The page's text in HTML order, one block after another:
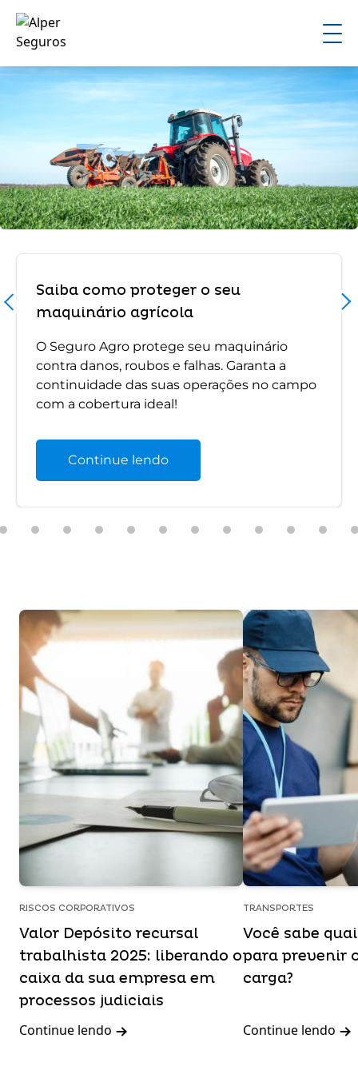
Saiba como proteger o seu
maquinário agrícola
O Seguro Agro protege seu maquinário
contra danos, roubos e falhas. Garanta a
continuidade das suas operações no campo
com a cobertura ideal!
Continue lendo
RISCOS CORPORATIVOS
Valor Depósito recursal
trabalhista 2025: liberando o
caixa da sua empresa em
processos judiciais
Continue lendo
TRANSPORTES
Você sabe
para prevenir
carga?
Continue lendo